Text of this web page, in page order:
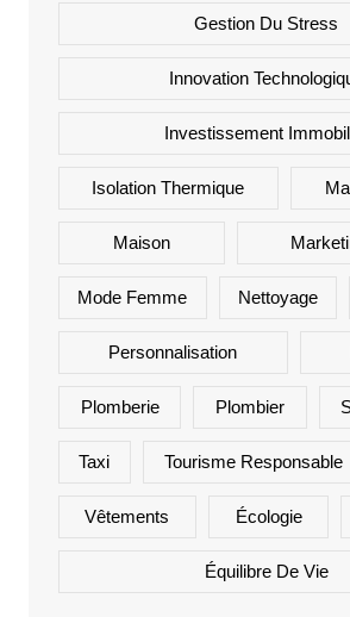
Gestion Du Stress
Innovation
Investissement
Isolation Thermique
Maison
Mode Femme Nettoyage
Personnalisation
Plomberie Plombier
Taxi Tourisme Responsable
Vêtements Écologie
Équilibre De Vie